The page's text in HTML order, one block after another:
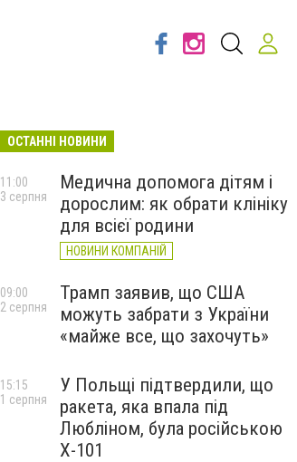
ОСТАННІ НОВИНИ
Медична допомога дітям і
дорослим: як обрати клініку
для всієї родини
НОВИНИ КОМПАНІЙ
11:00
3 серпня
Трамп заявив, що США
можуть забрати з України
«майже все, що захочуть»
09:00
2 серпня
У Польщі підтвердили, що
ракета, яка впала під
Любліном, була російською
Х-101
15:15
1 серпня